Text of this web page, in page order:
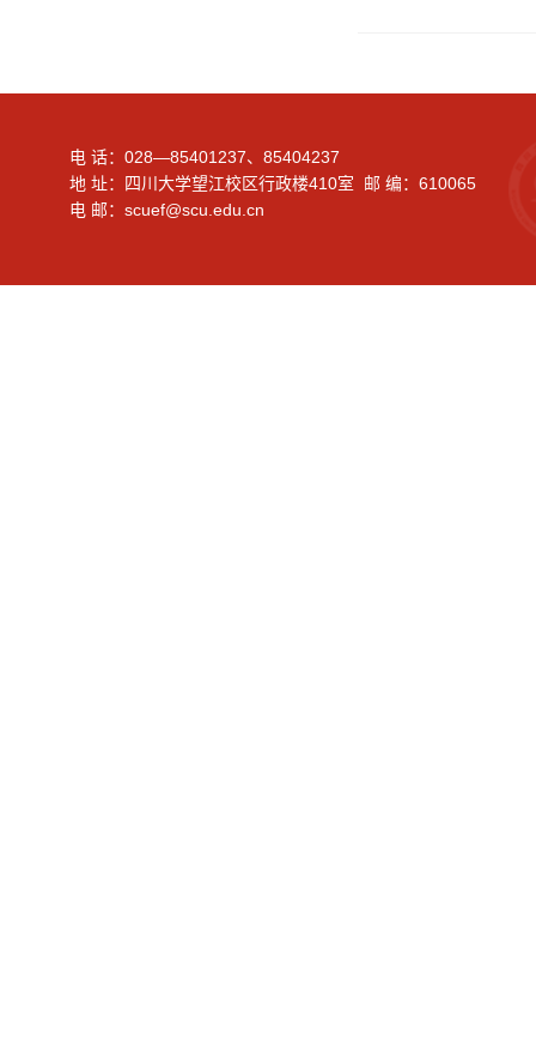
电 话：028—85401237、85404237
地 址：四川大学望江校区行政楼410室 邮 编：610065
电 邮：scuef@scu.edu.cn